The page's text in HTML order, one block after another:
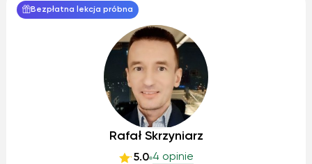
Bezpłatna lekcja próbna
Rafał Skrzyniarz
5.0 4 opinie